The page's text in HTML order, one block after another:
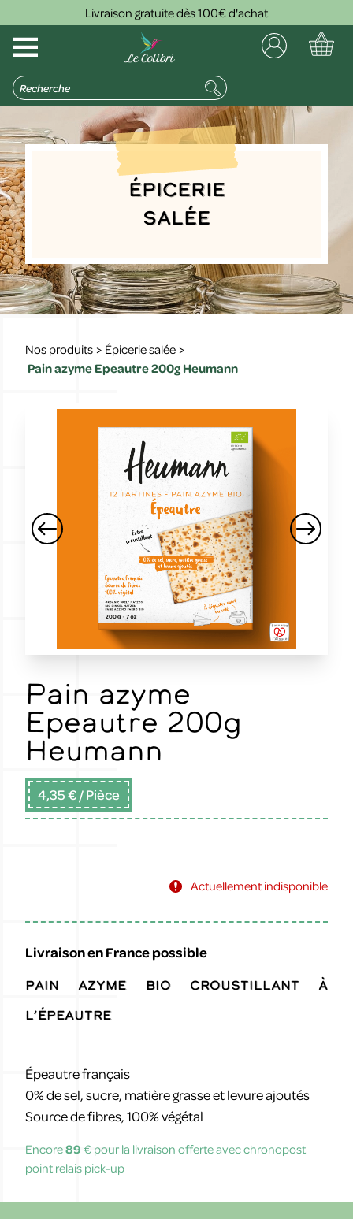
Livraison gratuite dès 100€ d'achat
Épicerie
salée
Nos produits > Épicerie salée >
Pain azyme Epeautre 200g Heumann
Pain azyme
Epeautre 200g
Heumann
4,35 €/ Pièce
Actuellement indisponible
Livraison en France possible
Pain azyme BIO croustillant à
l’épeautre
Épeautre français
0% de sel, sucre, matière grasse et levure ajoutés
Source de fibres, 100% végétal
Encore89 € pour la livraison offerte avec chronopost
point relais pick-up